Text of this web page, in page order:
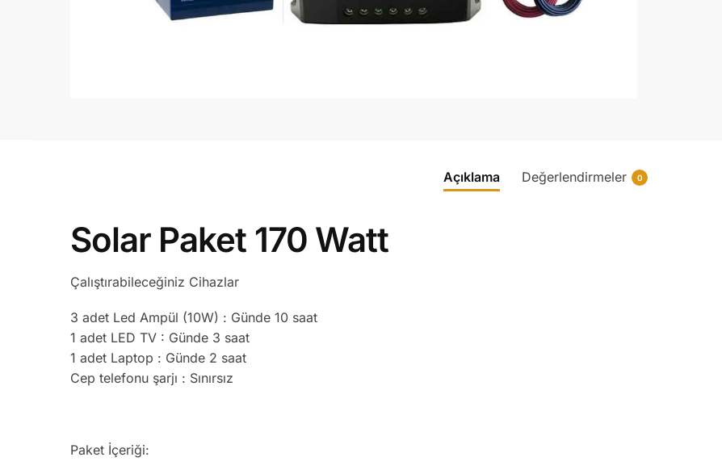
Açıklama Değerlendirmeler 0
Solar Paket 170 Watt
Çalıştırabileceğiniz Cihazlar
3 adet Led Ampül (10W) : Günde 10 saat
1 adet LED TV : Günde 3 saat
1 adet Laptop : Günde 2 saat
Cep telefonu şarjı : Sınırsız
Paket İçeriği: